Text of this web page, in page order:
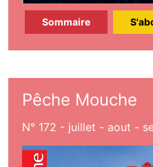
Sommaire
Pêche Mouche
N° 172 - juillet - aout -